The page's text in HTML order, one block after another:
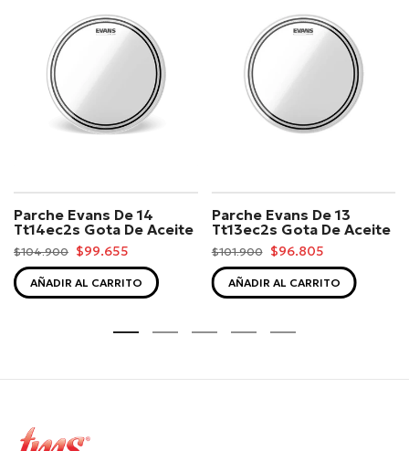
Parche Evans De 14
Tt14ec2s Gota De Aceite
$104.900 $99.655
AÑADIR AL CARRITO
Parche Evans De 13
Tt13ec2s Gota De Aceite
$101.900 $96.805
AÑADIR AL CARRITO